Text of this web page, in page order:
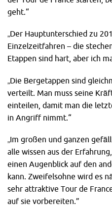
geht.“
„Der Hauptunterschied zu
Einzelzeitfahren – die
Etappen sind hart, aber ich
„Die Bergetappen sind
verteilt. Man muss seine
einteilen, damit man die
in Angriff nimmt.“
„Im großen und ganzen
alle wissen aus der
einen Augenblick auf den
kann. Zweifelsohne wird es
sehr attraktive Tour de
auf sie vorbereiten.”